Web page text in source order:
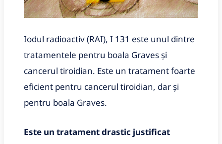
Iodul radioactiv (RAI), I 131 este unul dintre
tratamentele pentru boala Graves și
cancerul tiroidian. Este un tratament foarte
eficient pentru cancerul tiroidian, dar și
pentru boala Graves.
Este un tratament drastic justificat